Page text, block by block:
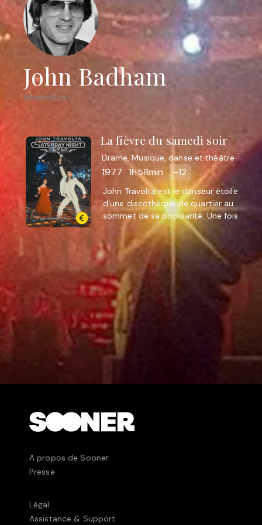
John Badham
Réalisation
La fièvre du samedi soir
Drame, Musique, danse et théâtre
1977 1h58min -12
John Travolta est le danseur étoile
d’une discothèque de quartier au
sommet de sa popularité. Une fois
par semaine, après six jours de
travail dans un ...
A propos de Sooner
Presse
Légal
Assistance & Support